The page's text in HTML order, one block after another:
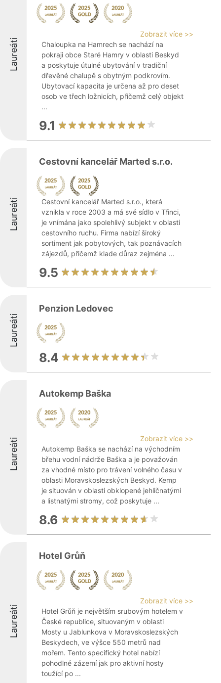
Laureáti
Zobrazit více >>
Chaloupka na Hamrech se nachází na
pokraji obce Staré Hamry v oblasti Beskyd
a poskytuje útulné ubytování v tradiční
dřevěné chalupě s obytným podkrovím.
Ubytovací kapacita je určena až pro deset
osob ve třech ložnicích, přičemž celý objekt
...
9.1
Laureáti
Cestovní kancelář Marted s.r.o.
Cestovní kancelář Marted s.r.o., která
vznikla v roce 2003 a má své sídlo v Třinci,
je vnímána jako spolehlivý subjekt v oblasti
cestovního ruchu. Firma nabízí široký
sortiment jak pobytových, tak poznávacích
zájezdů, přičemž klade důraz zejména ...
9.5
Laureáti
Penzion Ledovec
8.4
Laureáti
Autokemp Baška
Zobrazit více >>
Autokemp Baška se nachází na východním
břehu vodní nádrže Baška a je považován
za vhodné místo pro trávení volného času v
oblasti Moravskoslezských Beskyd. Kemp
je situován v oblasti obklopené jehličnatými
a listnatými stromy, což poskytuje ...
8.6
Laureáti
Hotel Grůň
Zobrazit více >>
Hotel Grůň je největším srubovým hotelem v
České republice, situovaným v oblasti
Mosty u Jablunkova v Moravskoslezských
Beskydech, ve výšce 550 metrů nad
mořem. Tento specifický hotel nabízí
pohodlné zázemí jak pro aktivní hosty
toužící po ...